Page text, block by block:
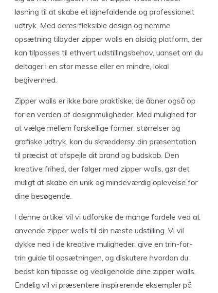
løsning til at skabe et iøjnefaldende og professionelt
udtryk. Med deres fleksible design og nemme
opsætning tilbyder zipper walls en alsidig platform, der
kan tilpasses til ethvert udstillingsbehov, uanset om du
deltager i en stor messe eller en mindre, lokal
begivenhed.
Zipper walls er ikke bare praktiske; de åbner også op
for en verden af designmuligheder. Med mulighed for
at vælge mellem forskellige former, størrelser og
grafiske udtryk, kan du skræddersy din præsentation
til præcist at afspejle dit brand og budskab. Den
kreative frihed, der følger med zipper walls, gør det
muligt at skabe en unik og mindeværdig oplevelse for
dine besøgende.
I denne artikel vil vi udforske de mange fordele ved at
anvende zipper walls til din næste udstilling. Vi vil
dykke ned i de kreative muligheder, give en trin-for-
trin guide til opsætningen, og diskutere hvordan du
bedst kan tilpasse og vedligeholde dine zipper walls.
Endelig vil vi præsentere inspirerende eksempler på